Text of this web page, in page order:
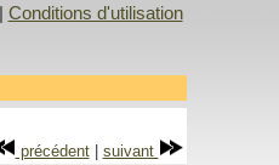
Conditions d'utilisation
précédent| suivant